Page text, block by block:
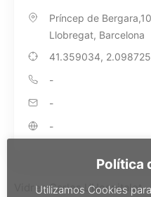
Príncep de
Llobregat, Barcelona
41.359034,
-
-
-
Vidres Carles L’Hospitalet
Política
Utilizamos Cookies